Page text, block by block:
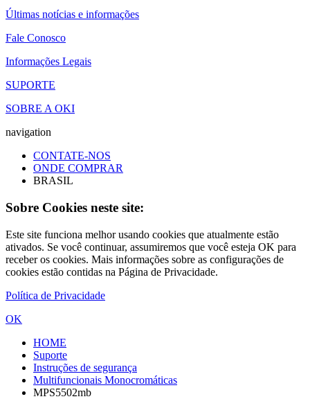
Últimas notícias e informações
Fale Conosco
Informações Legais
SUPORTE
SOBRE A OKI
navigation
CONTATE-NOS
ONDE COMPRAR
BRASIL
Sobre Cookies neste site:
Este site funciona melhor usando cookies que atualmente estão
ativados. Se você continuar, assumiremos que você esteja OK para
receber os cookies. Mais informações sobre as configurações de
cookies estão contidas na Página de Privacidade.
Política de Privacidade
OK
HOME
Suporte
Instruções de segurança
Multifuncionais Monocromáticas
MPS5502mb